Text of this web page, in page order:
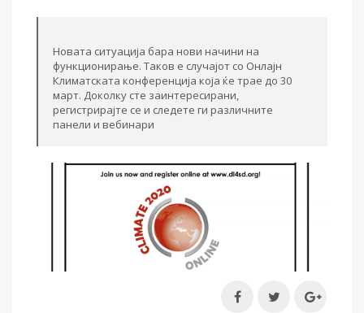
Новата ситуација бара нови начини на
функционирање. Таков е случајот со Онлајн
Климатската конференција која ќе трае до 30
март. Доколку сте заинтересирани,
регистрирајте се и следете ги различните
панели и вебинари